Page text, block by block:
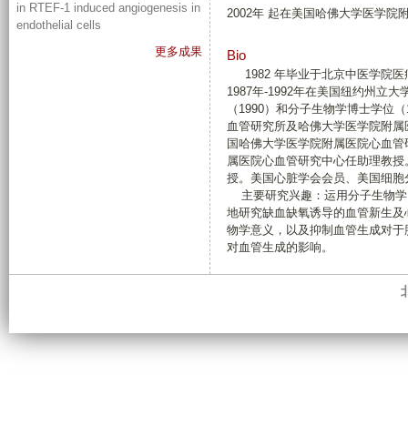
2002年 起在美国哈佛大学医学院
Bio
1982 年毕业于北京中医学院医
1987年-1992年在美国纽约州立大
（1990）和分子生物学博士学位
血管研究所及哈佛大学医学院附
国哈佛大学医学院附属医院心血
属医院心血管研究中心任助理教
授。美国心脏学会会员、美国细
主要研究兴趣：运用分子生物
地研究缺血缺氧诱导的血管新生
物学意义，以及抑制血管生成对
对血管生成的影响。
in RTEF-1 induced angiogenesis in
endothelial cells
更多成果